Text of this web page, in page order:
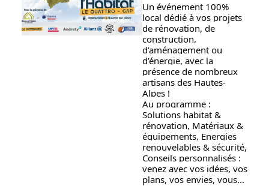
Un événement 100%
local dédié à vos projets
de rénovation, de
construction,
d’aménagement ou
d’énergie, avec la
présence de nombreux
artisans des Hautes-
Alpes !
Au programme :
Solutions habitat &
rénovation, Matériaux &
équipements, Energies
renouvelables & sécurité,
Conseils personnalisés :
venez avec vos idées, vos
plans, vos envies, vous...